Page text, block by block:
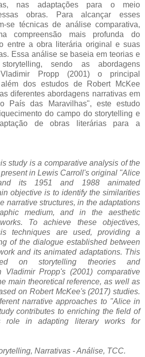
nas adaptações para o meio
obras. Para alcançar esses
se técnicas de análise comparativa,
compreensão mais profunda do
entre a obra literária original e suas
Essa análise se baseia em teorias e
sendo as abordagens
Propp (2001) o principal
dos estudos de Robert McKee
diferentes abordagens narrativas em
País das Maravilhas", este estudo
do campo do storytelling e
de obras literárias para a
study is a comparative analysis of the
in Lewis Carroll's original "Alice
its 1951 and 1988 animated
objective is to identify the similarities
narrative structures, in the adaptations
medium, and in the aesthetic
To achieve these objectives,
techniques are used, providing a
of the dialogue established between
and its animated adaptations. This
on storytelling theories and
Vladimir Propp's (2001) comparative
main theoretical reference, as well as
on Robert McKee's (2017) studies.
narrative approaches to "Alice in
contributes to enriching the field of
role in adapting literary works for
Narrativas - Análise, TCC.